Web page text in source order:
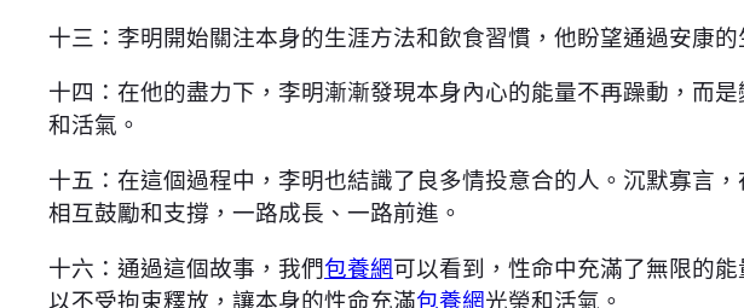
十三：李明開始關注本身的生涯方法和飲食習慣，他盼望通過安康
十四：在他的盡力下，李明漸漸發現本身內心的能量不再躁動，而
和活氣。
十五：在這個過程中，李明也結識了良多情投意合的人。沉默寡言
相互鼓勵和支撐，一路成長、一路前進。
十六：通過這個故事，我們包養網可以看到，性命中充滿了無限的
以不受拘束釋放，讓本身的性命充滿包養網光榮和活氣。